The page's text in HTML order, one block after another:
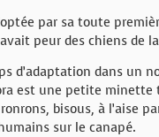
par sa toute
peur des chiens de
d’adaptation dans un
est une petite minette
bisous, à l’aise
sur le canapé.